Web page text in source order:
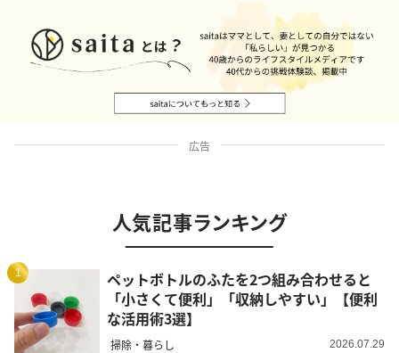
広告
人気記事ランキング
1
ペットボトルのふたを2つ組み合わせると
「小さくて便利」「収納しやすい」【便利
な活用術3選】
掃除・暮らし 2026.07.29